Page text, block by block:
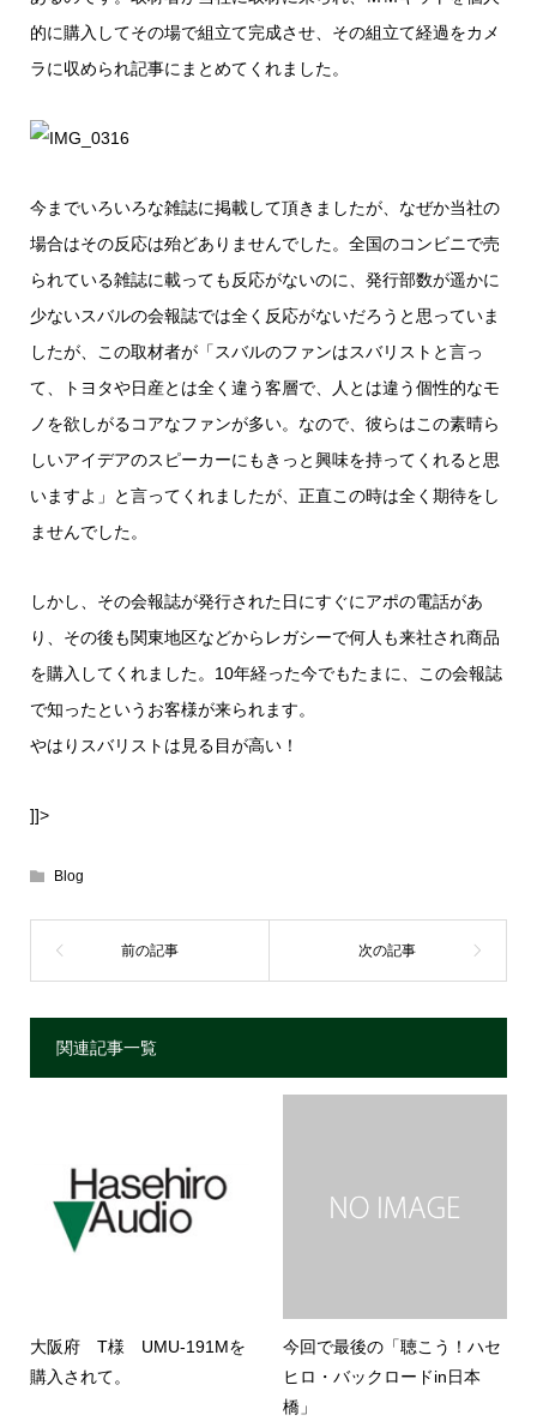
的に購入してその場で組立て完成させ、その組立て経過をカメ
ラに収められ記事にまとめてくれました。
今までいろいろな雑誌に掲載して頂きましたが、なぜか当社の
場合はその反応は殆どありませんでした。全国のコンビニで売
られている雑誌に載っても反応がないのに、発行部数が遥かに
少ないスバルの会報誌では全く反応がないだろうと思っていま
したが、この取材者が「スバルのファンはスバリストと言っ
て、トヨタや日産とは全く違う客層で、人とは違う個性的なモ
ノを欲しがるコアなファンが多い。なので、彼らはこの素晴ら
しいアイデアのスピーカーにもきっと興味を持ってくれると思
いますよ」と言ってくれましたが、正直この時は全く期待をし
ませんでした。
しかし、その会報誌が発行された日にすぐにアポの電話があ
り、その後も関東地区などからレガシーで何人も来社され商品
を購入してくれました。10年経った今でもたまに、この会報誌
で知ったというお客様が来られます。
やはりスバリストは見る目が高い！
]]>
Blog
関連記事一覧
大阪府 T様 UMU-191Mを
購入されて。
今回で最後の「聴こう！ハセ
ヒロ・バックロードin日本
橋」